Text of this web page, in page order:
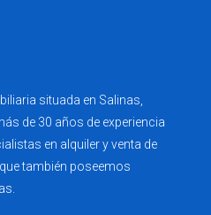
situada en Salinas,
de 30 años de experiencia
en alquiler y venta de
también poseemos